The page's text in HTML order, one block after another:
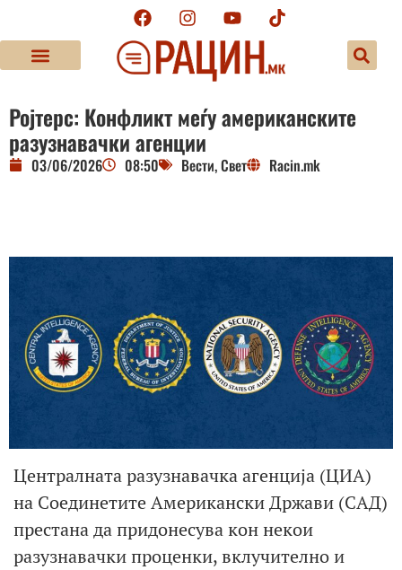
Ројтерс: Конфликт меѓу американските
разузнавачки агенции
03/06/2026 08:50 Вести,Свет Racin.mk
Централната разузнавачка агенција (ЦИА)
на Соединетите Американски Држави (САД)
престана да придонесува кон некои
разузнавачки проценки, вклучително и